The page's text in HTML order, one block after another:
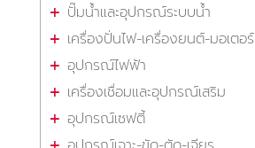
ปั๊มน้ำและอุปกรณ์ระบบน้ำ
เครื่องปั่นไฟ-เครื่องยนต์-มอเตอร์
อุปกรณ์ไฟฟ้า
เครื่องเชื่อมและอุปกรณ์เสริม
อุปกรณ์เซฟตี้